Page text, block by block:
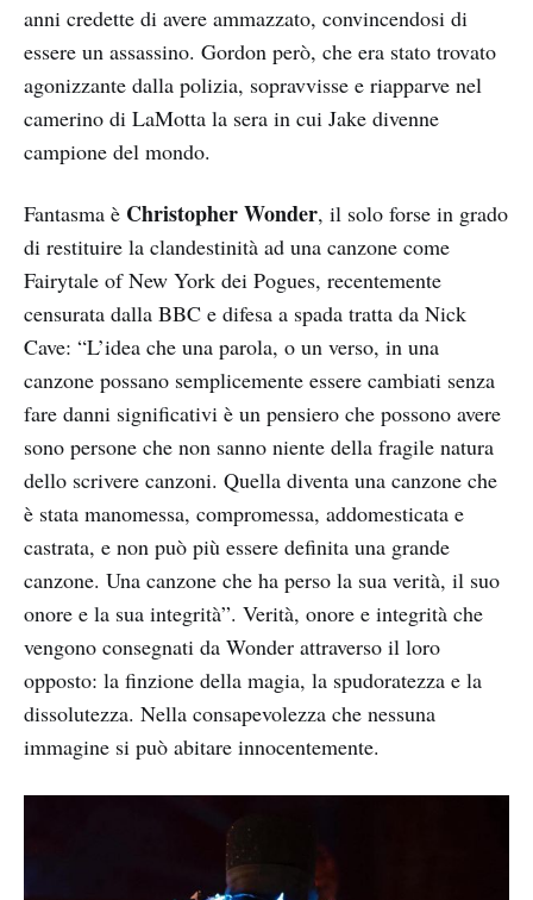
anni credette di avere ammazzato, convincendosi di
essere un assassino. Gordon però, che era stato trovato
agonizzante dalla polizia, sopravvisse e riapparve nel
camerino di LaMotta la sera in cui Jake divenne
campione del mondo.
Fantasma è Christopher Wonder, il solo forse in grado
di restituire la clandestinità ad una canzone come
Fairytale of New York dei Pogues, recentemente
censurata dalla BBC e difesa a spada tratta da Nick
Cave: “L’idea che una parola, o un verso, in una
canzone possano semplicemente essere cambiati senza
fare danni significativi è un pensiero che possono avere
sono persone che non sanno niente della fragile natura
dello scrivere canzoni. Quella diventa una canzone che
è stata manomessa, compromessa, addomesticata e
castrata, e non può più essere definita una grande
canzone. Una canzone che ha perso la sua verità, il suo
onore e la sua integrità”. Verità, onore e integrità che
vengono consegnati da Wonder attraverso il loro
opposto: la finzione della magia, la spudoratezza e la
dissolutezza. Nella consapevolezza che nessuna
immagine si può abitare innocentemente.